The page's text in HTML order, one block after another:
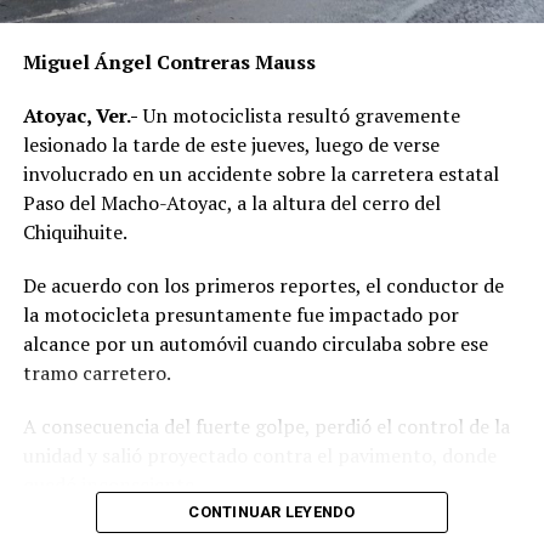
RELATED TOPICS:
Justifica SSP crímenes
ANTES
Eran estudiantes del COBAEV los involucrados en
carambola
Miguel Ángel Contreras Mauss
Atoyac, Ver.-Un motociclista resultó gravemente
lesionado la tarde de este jueves, luego de verse
involucrado en un accidente sobre la carretera estatal
Paso del Macho-Atoyac, a la altura del cerro del
Chiquihuite.
De acuerdo con los primeros reportes, el conductor de
la motocicleta presuntamente fue impactado por
alcance por un automóvil cuando circulaba sobre ese
tramo carretero.
A consecuencia del fuerte golpe, perdió el control de la
Testigos del accidente solicitaron de inmediato el apoyo
CONTINUAR LEYENDO